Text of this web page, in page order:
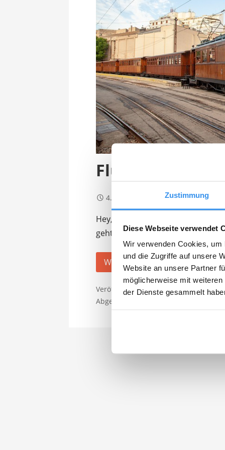
Zustimmung
Diese Webseite verwendet
Wir verwenden Cookies,
und die Zugriffe auf unsere
Website an unsere Partner
möglicherweise mit
der Dienste gesammelt
4. März 2025
Hey, dein Blind Booking Ziel steht
geht es darum, deinen
Weiterlesen →
Veröffentlicht in:Allgemein,
Abgelegt unter: